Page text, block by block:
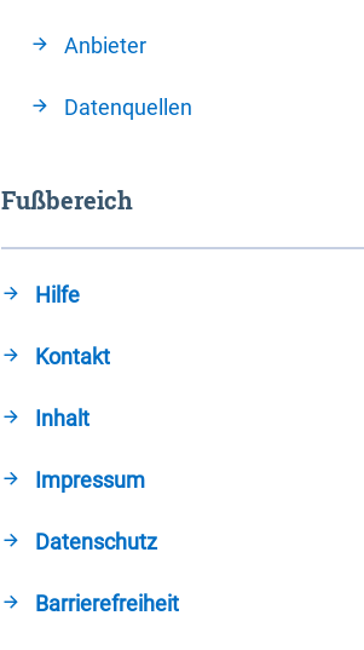
Anbieter
Datenquellen
Fußbereich
Hilfe
Kontakt
Inhalt
Impressum
Datenschutz
Barrierefreiheit